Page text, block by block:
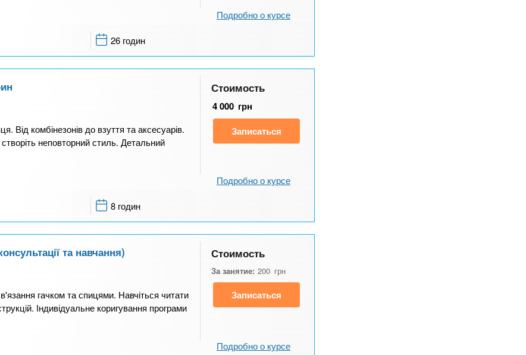
Подробно о курсе
26 годин
Від комбінезонів до взуття та аксесуарів.
неповторний стиль. Детальний
Стоимость
4 000 грн
Записаться
Подробно о курсе
8 годин
та навчання)
гачком та спицями. Навчіться читати
Індивідуальне коригування програми
Стоимость
За занятие: 200 грн
Записаться
Подробно о курсе